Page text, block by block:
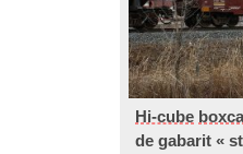
Hi-cube
de gabarit «